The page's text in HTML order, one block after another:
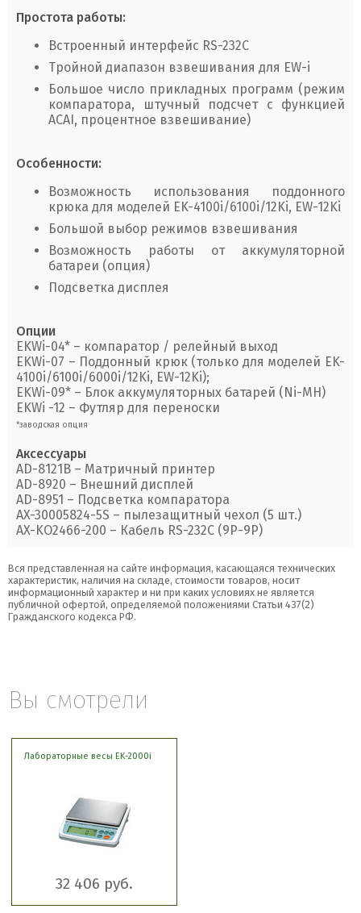
Простота работы:
Встроенный интерфейс RS-232C
Тройной диапазон взвешивания для EW-i
Большое число прикладных программ (режим
компаратора, штучный подсчет с функцией
ACAI, процентное взвешивание)
Особенности:
Возможность использования поддонного
крюка для моделей EK-4100i/6100i/12Ki, EW-12Ki
Большой выбор режимов взвешивания
Возможность работы от аккумуляторной
батареи (опция)
Подсветка дисплея
Опции
EKWi-04* – компаратор / релейный выход
EKWi-07 – Поддонный крюк (только для моделей EK-
4100i/6100i/6000i/12Ki, EW-12Ki);
EKWi-09* – Блок аккумуляторных батарей (Ni-MH)
EKWi -12 – Футляр для переноски
*заводская опция
Аксессуары
AD-8121B – Матричный принтер
AD-8920 – Внешний дисплей
AD-8951 – Подсветка компаратора
AX-30005824-5S – пылезащитный чехол (5 шт.)
AX-KO2466-200 – Кабель RS-232C (9P-9P)
Вся представленная на сайте информация, касающаяся технических
характеристик, наличия на складе, стоимости товаров, носит
информационный характер и ни при каких условиях не является
публичной офертой, определяемой положениями Статьи 437(2)
Гражданского кодекса РФ.
Вы смотрели
Лабораторные весы EK-2000i
32 406 руб.